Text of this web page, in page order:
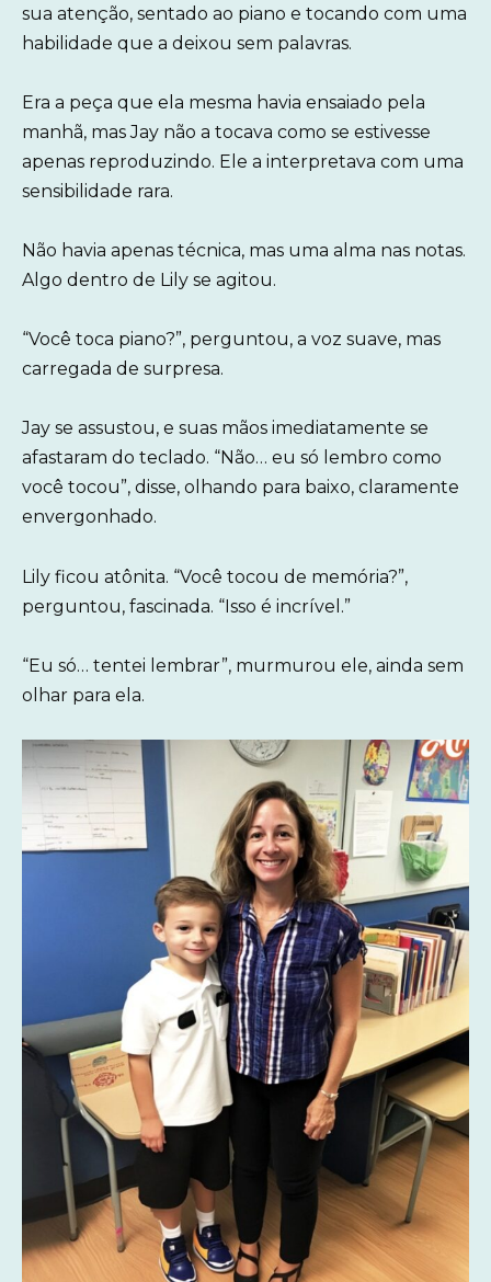
sua atenção, sentado ao piano e tocando com uma
habilidade que a deixou sem palavras.
Era a peça que ela mesma havia ensaiado pela
manhã, mas Jay não a tocava como se estivesse
apenas reproduzindo. Ele a interpretava com uma
sensibilidade rara.
Não havia apenas técnica, mas uma alma nas notas.
Algo dentro de Lily se agitou.
“Você toca piano?”, perguntou, a voz suave, mas
carregada de surpresa.
Jay se assustou, e suas mãos imediatamente se
afastaram do teclado. “Não… eu só lembro como
você tocou”, disse, olhando para baixo, claramente
envergonhado.
Lily ficou atônita. “Você tocou de memória?”,
perguntou, fascinada. “Isso é incrível.”
“Eu só… tentei lembrar”, murmurou ele, ainda sem
olhar para ela.